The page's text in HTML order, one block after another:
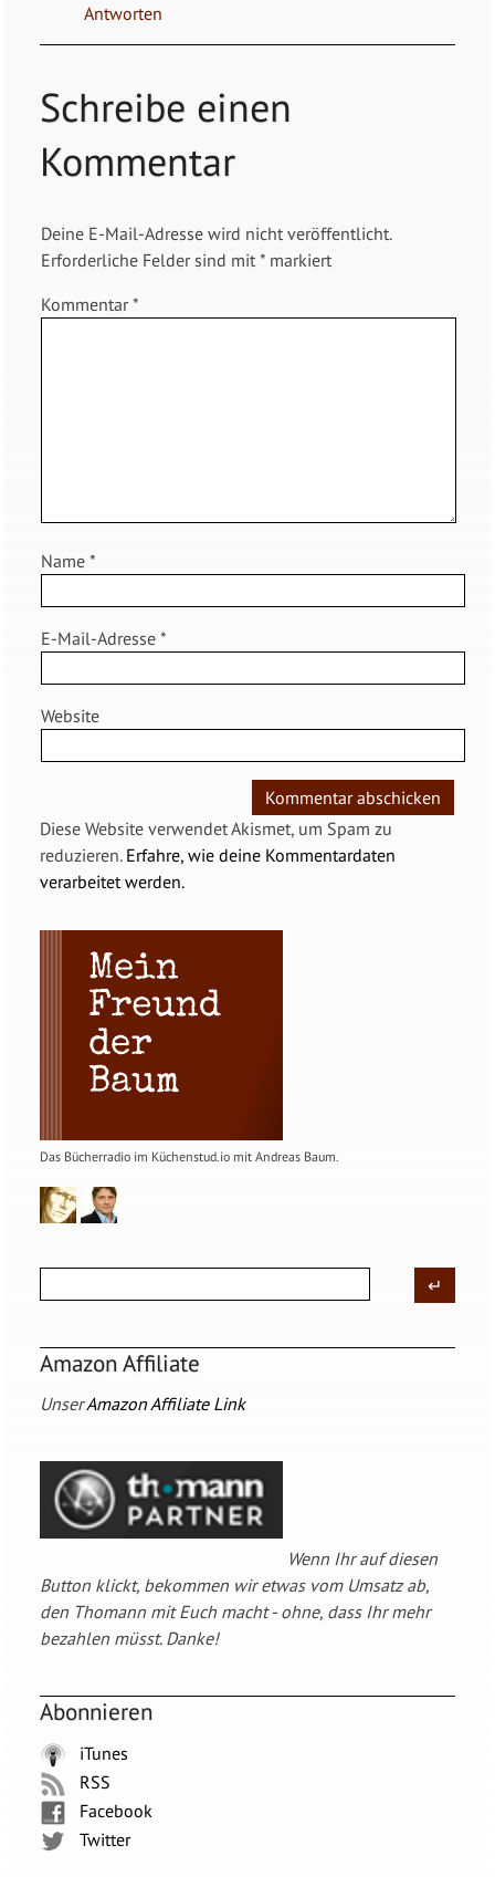
Antworten
Schreibe einen
Kommentar
Deine E-Mail-Adresse wird nicht veröffentlicht.
Erforderliche Felder sind mit *markiert
Kommentar*
Name *
E-Mail-Adresse *
Website
Diese Website verwendet Akismet, um Spam zu
reduzieren. Erfahre, wie deine Kommentardaten
verarbeitet werden.
Das Bücherradio im Küchenstud.io mit Andreas Baum.
Amazon Affiliate
UnserAmazon Affiliate Link
Wenn Ihr auf diesen
Button klickt, bekommen wir etwas vom Umsatz ab,
den Thomann mit Euch macht - ohne, dass Ihr mehr
bezahlen müsst. Danke!
Abonnieren
iTunes
RSS
Facebook
Twitter